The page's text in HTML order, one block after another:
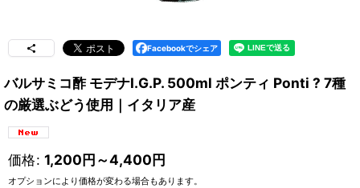
Facebookでシェア
バルサミコ酢 モデナI.G.P. 500ml ポンティ Ponti ? 7種
の厳選ぶどう使用｜イタリア産
価格: 1,200円～4,400円
オプションにより価格が変わる場合もあります。